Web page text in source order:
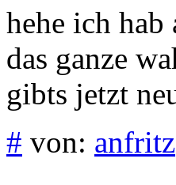
hehe ich hab
das ganze
gibts jetzt
# von: anfritz